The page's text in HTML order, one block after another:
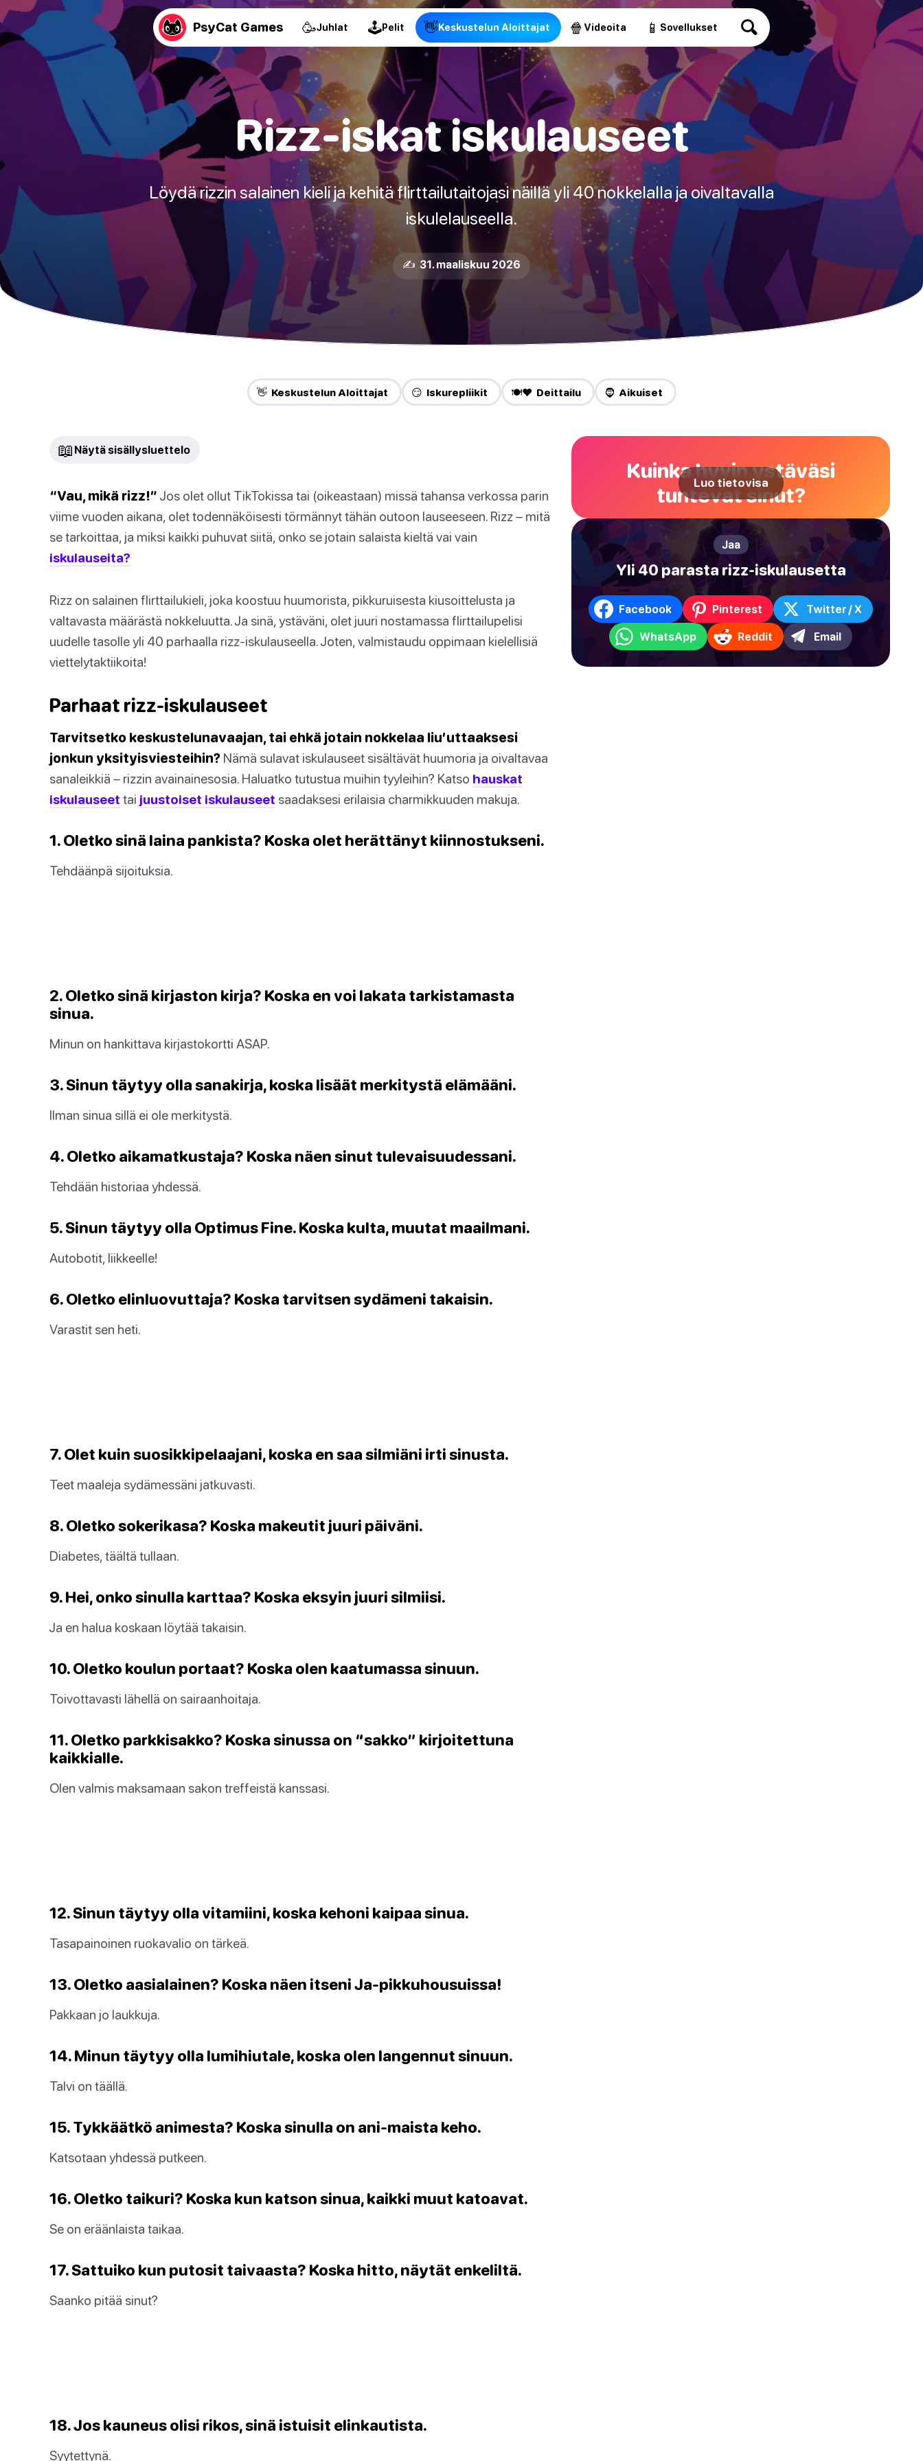
PsyCat Games 🥳Juhlat 🕹Pelit 👋Keskustelun Aloittajat 🍿 Videoita 📱 Sovellukset
Rizz-iskat iskulauseet
Löydä rizzin salainen kieli ja kehitä flirttailutaitojasi näillä yli 40 nokkelalla ja oivaltavalla
iskulelauseella.
✍️ 31. maaliskuu 2026
👋 Keskustelun Aloittajat 😏 Iskurepliikit 🍽️❤️ Deittailu 🧔 Aikuiset
📖 Näytä sisällysluettelo
“Vau, mikä rizz!” Jos olet ollut TikTokissa tai (oikeastaan) missä tahansa verkossa parin
viime vuoden aikana, olet todennäköisesti törmännyt tähän outoon lauseeseen. Rizz – mitä
se tarkoittaa, ja miksi kaikki puhuvat siitä, onko se jotain salaista kieltä vai vain
iskulauseita?
Rizz on salainen flirttailukieli, joka koostuu huumorista, pikkuruisesta kiusoittelusta ja
valtavasta määrästä nokkeluutta. Ja sinä, ystäväni, olet juuri nostamassa flirttailupelisi
uudelle tasolle yli 40 parhaalla rizz-iskulauseella. Joten, valmistaudu oppimaan kielellisiä
viettelytaktiikoita!
Parhaat rizz-iskulauseet
Tarvitsetko keskustelunavaajan, tai ehkä jotain nokkelaa liu’uttaaksesi
jonkun yksityisviesteihin? Nämä sulavat iskulauseet sisältävät huumoria ja oivaltavaa
sanaleikkiä – rizzin avainainesosia. Haluatko tutustua muihin tyyleihin? Katso hauskat
iskulauseet tai juustoiset iskulauseet saadaksesi erilaisia charmikkuuden makuja.
1. Oletko sinä laina pankista? Koska olet herättänyt kiinnostukseni.
Tehdäänpä sijoituksia.
2. Oletko sinä kirjaston kirja? Koska en voi lakata tarkistamasta
sinua.
Minun on hankittava kirjastokortti ASAP.
3. Sinun täytyy olla sanakirja, koska lisäät merkitystä elämääni.
Ilman sinua sillä ei ole merkitystä.
4. Oletko aikamatkustaja? Koska näen sinut tulevaisuudessani.
Tehdään historiaa yhdessä.
5. Sinun täytyy olla Optimus Fine. Koska kulta, muutat maailmani.
Autobotit, liikkeelle!
6. Oletko elinluovuttaja? Koska tarvitsen sydämeni takaisin.
Varastit sen heti.
7. Olet kuin suosikkipelaajani, koska en saa silmiäni irti sinusta.
Teet maaleja sydämessäni jatkuvasti.
8. Oletko sokerikasa? Koska makeutit juuri päiväni.
Diabetes, täältä tullaan.
9. Hei, onko sinulla karttaa? Koska eksyin juuri silmiisi.
Ja en halua koskaan löytää takaisin.
10. Oletko koulun portaat? Koska olen kaatumassa sinuun.
Toivottavasti lähellä on sairaanhoitaja.
11. Oletko parkkisakko? Koska sinussa on “sakko” kirjoitettuna
kaikkialle.
Olen valmis maksamaan sakon treffeistä kanssasi.
12. Sinun täytyy olla vitamiini, koska kehoni kaipaa sinua.
Tasapainoinen ruokavalio on tärkeä.
13. Oletko aasialainen? Koska näen itseni Ja-pikkuhousuissa!
Pakkaan jo laukkuja.
14. Minun täytyy olla lumihiutale, koska olen langennut sinuun.
Talvi on täällä.
15. Tykkäätkö animesta? Koska sinulla on ani-maista keho.
Katsotaan yhdessä putkeen.
16. Oletko taikuri? Koska kun katson sinua, kaikki muut katoavat.
Se on eräänlaista taikaa.
17. Sattuiko kun putosit taivaasta? Koska hitto, näytät enkeliltä.
Saanko pitää sinut?
18. Jos kauneus olisi rikos, sinä istuisit elinkautista.
Syytettynä.
Kuinka hyvin ystäväsi
tuntevat sinut?
Luo tietovisa
Jaa
Yli 40 parasta rizz-iskulausetta
Facebook Pinterest Twitter / X
WhatsApp Reddit Email